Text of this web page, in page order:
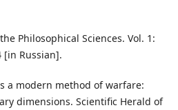
Philosophical Sciences. Vol. 1:
[in Russian].
a modern method of warfare:
dimensions. Scientific Herald of